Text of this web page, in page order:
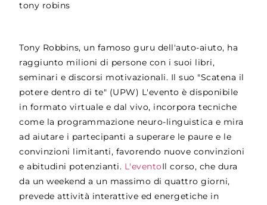
Tony Robbins, un famoso guru dell'auto-aiuto, ha
raggiunto milioni di persone con i suoi libri,
seminari e discorsi motivazionali. Il suo "Scatena il
potere dentro di te" (UPW) L'evento è disponibile
in formato virtuale e dal vivo, incorpora tecniche
come la programmazione neuro-linguistica e mira
ad aiutare i partecipanti a superare le paure e le
convinzioni limitanti, favorendo nuove convinzioni
e abitudini potenzianti. L'eventoIl corso, che dura
da un weekend a un massimo di quattro giorni,
prevede attività interattive ed energetiche in